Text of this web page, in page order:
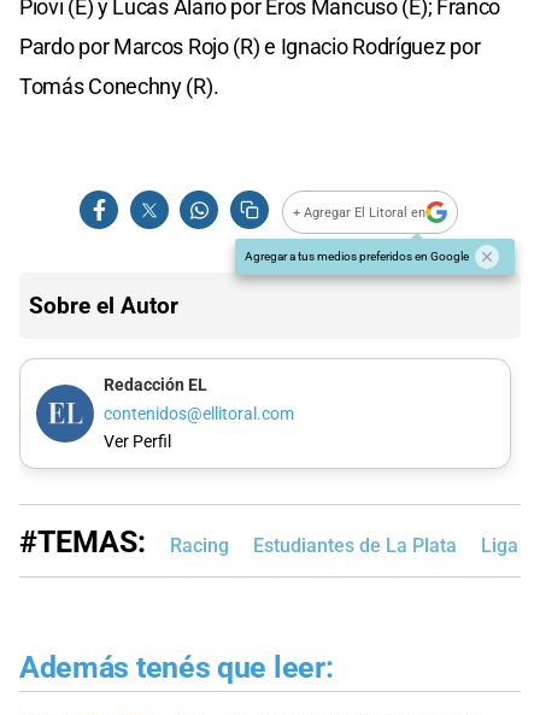
Piovi (E) y Lucas Alario por Eros Mancuso (E); Franco
Pardo por Marcos Rojo (R) e Ignacio Rodríguez por
Tomás Conechny (R).
+ Agregar El Litoral en
Agregar a tus medios preferidos en Google
Sobre el Autor
Redacción EL
contenidos@ellitoral.com
Ver Perfil
#TEMAS: Racing Estudiantes de La Plata Liga
Además tenés que leer: